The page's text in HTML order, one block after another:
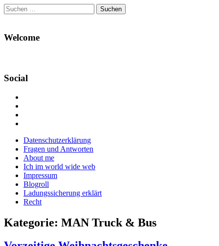
Suchen
nach:
Welcome
Social
Facebook
anzeigen
Twitter
anzeigen
auf
Instagram
anzeigen
Main
menu
Skip
content
Datenschutzerklärung
Fragen und Antworten
About me
Ich im world wide web
Impressum
Blogroll
Ladungssicherung erklärt
Recht
Kategorie: MAN Truck & Bus